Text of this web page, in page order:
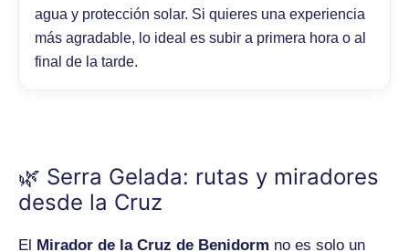
agua y protección solar. Si quieres una experiencia
más agradable, lo ideal es subir a primera hora o al
final de la tarde.
🌿 Serra Gelada: rutas y miradores
desde la Cruz
El Mirador de la Cruz de Benidorm no es solo un